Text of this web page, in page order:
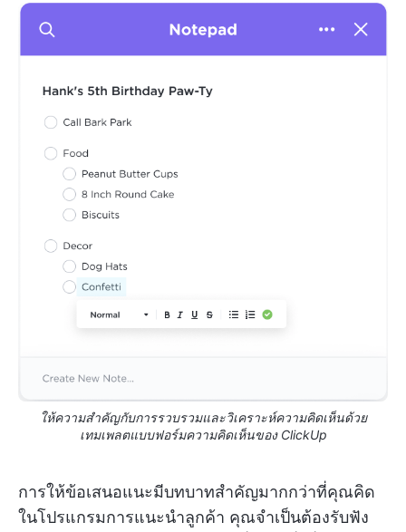
ให้ความสำคัญกับการรวบรวมและวิเคราะห์ความคิดเห็นด้วย
เทมเพลตแบบฟอร์มความคิดเห็นของ ClickUp
การให้ข้อเสนอแนะมีบทบาทสำคัญมากกว่าที่คุณคิด
ในโปรแกรมการแนะนำลูกค้า คุณจำเป็นต้องรับฟัง